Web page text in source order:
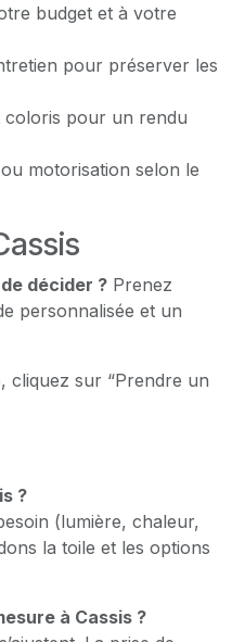
budget et à votre
pour préserver les
coloris pour un rendu
motorisation selon le
décider ? Prenez
personnalisée et un
cliquez sur “Prendre un
?
(lumière, chaleur,
la toile et les options
à Cassis ?